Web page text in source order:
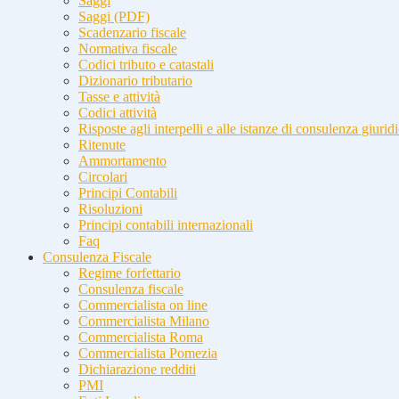
Saggi (PDF)
Scadenzario fiscale
Normativa fiscale
Codici tributo e catastali
Dizionario tributario
Tasse e attività
Codici attività
Risposte agli interpelli e alle istanze di consulenza
Ritenute
Ammortamento
Circolari
Principi Contabili
Risoluzioni
Principi contabili internazionali
Faq
Consulenza Fiscale
Regime forfettario
Consulenza fiscale
Commercialista on line
Commercialista Milano
Commercialista Roma
Commercialista Pomezia
Dichiarazione redditi
PMI